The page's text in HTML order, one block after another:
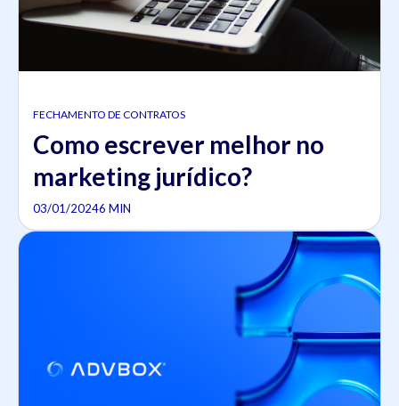
FECHAMENTO DE CONTRATOS
Como escrever melhor no
marketing jurídico?
03/01/20246 MIN